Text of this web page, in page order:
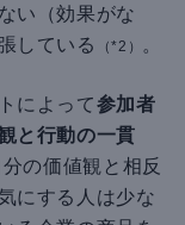
い（効果がな
している
（*2） 。
によって参加者
と行動の一貫
分の価値観と相反
にする人は少な